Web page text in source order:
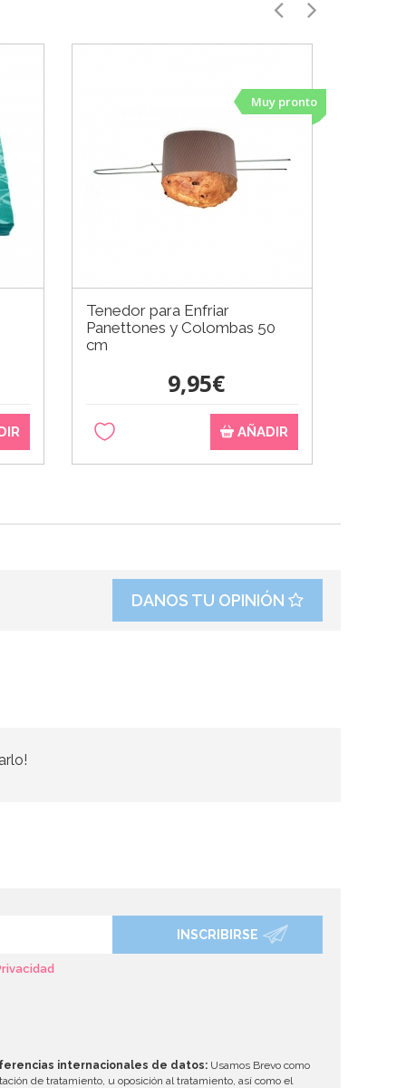
Muy pronto
Tenedor para Enfriar
Panettones y Colombas 50
cm
9,95€
AÑADIR
DANOS TU OPINIÓN
INSCRIBIRSE
internacionales de datos: Usamos Brevo como
de tratamiento, u oposición al tratamiento, así como el